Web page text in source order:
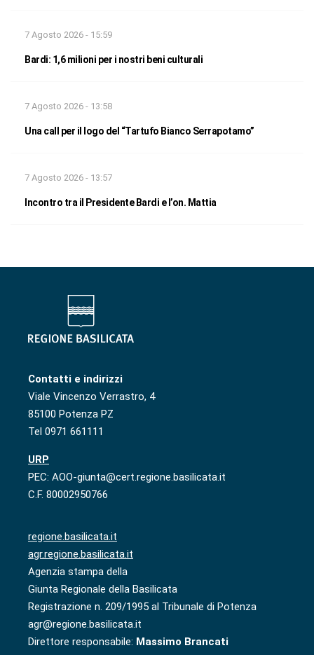
7 Agosto 2026 - 15:59
Bardi: 1,6 milioni per i nostri beni culturali
7 Agosto 2026 - 13:58
Una call per il logo del “Tartufo Bianco Serrapotamo”
7 Agosto 2026 - 13:57
Incontro tra il Presidente Bardi e l’on. Mattia
Contatti e indirizzi
Viale Vincenzo Verrastro, 4
85100 Potenza PZ
Tel 0971 661111
URP
PEC: AOO-giunta@cert.regione.basilicata.it
C.F. 80002950766
regione.basilicata.it
agr.regione.basilicata.it
Agenzia stampa della
Giunta Regionale della Basilicata
Registrazione n. 209/1995 al Tribunale di Potenza
agr@regione.basilicata.it
Direttore responsabile: Massimo Brancati